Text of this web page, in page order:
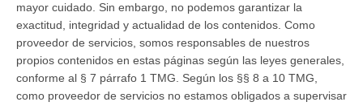
mayor cuidado. Sin embargo, no podemos garantizar la
exactitud, integridad y actualidad de los contenidos. Como
proveedor de servicios, somos responsables de nuestros
propios contenidos en estas páginas según las leyes generales,
conforme al § 7 párrafo 1 TMG. Según los §§ 8 a 10 TMG,
como proveedor de servicios no estamos obligados a supervisar